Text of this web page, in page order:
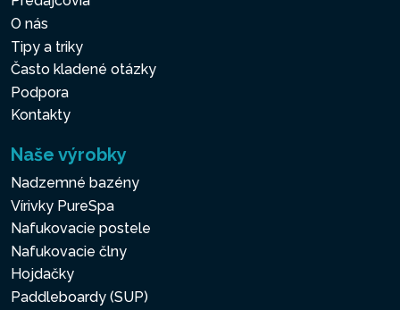
O nás
Tipy a triky
Často kladené otázky
Podpora
Kontakty
Naše výrobky
Nadzemné bazény
Vírivky PureSpa
Nafukovacie postele
Nafukovacie člny
Hojdačky
Paddleboardy (SUP)